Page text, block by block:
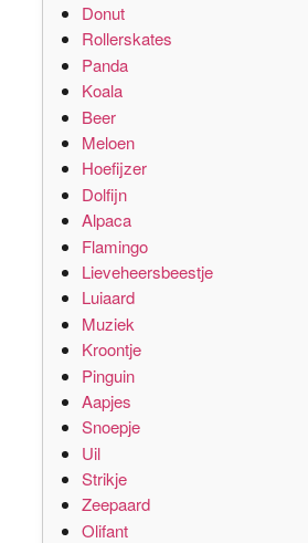
Donut
Rollerskates
Panda
Koala
Beer
Meloen
Hoefijzer
Dolfijn
Alpaca
Flamingo
Lieveheersbeestje
Luiaard
Muziek
Kroontje
Pinguin
Aapjes
Snoepje
Uil
Strikje
Zeepaard
Olifant